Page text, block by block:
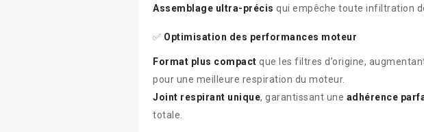
Assemblage ultra-précis qui empêche toute infiltration
✅ Optimisation des performances moteur
Format plus compact que les filtres d’origine,
pour une meilleure respiration du moteur.
Joint respirant unique, garantissant une adhérence
totale.